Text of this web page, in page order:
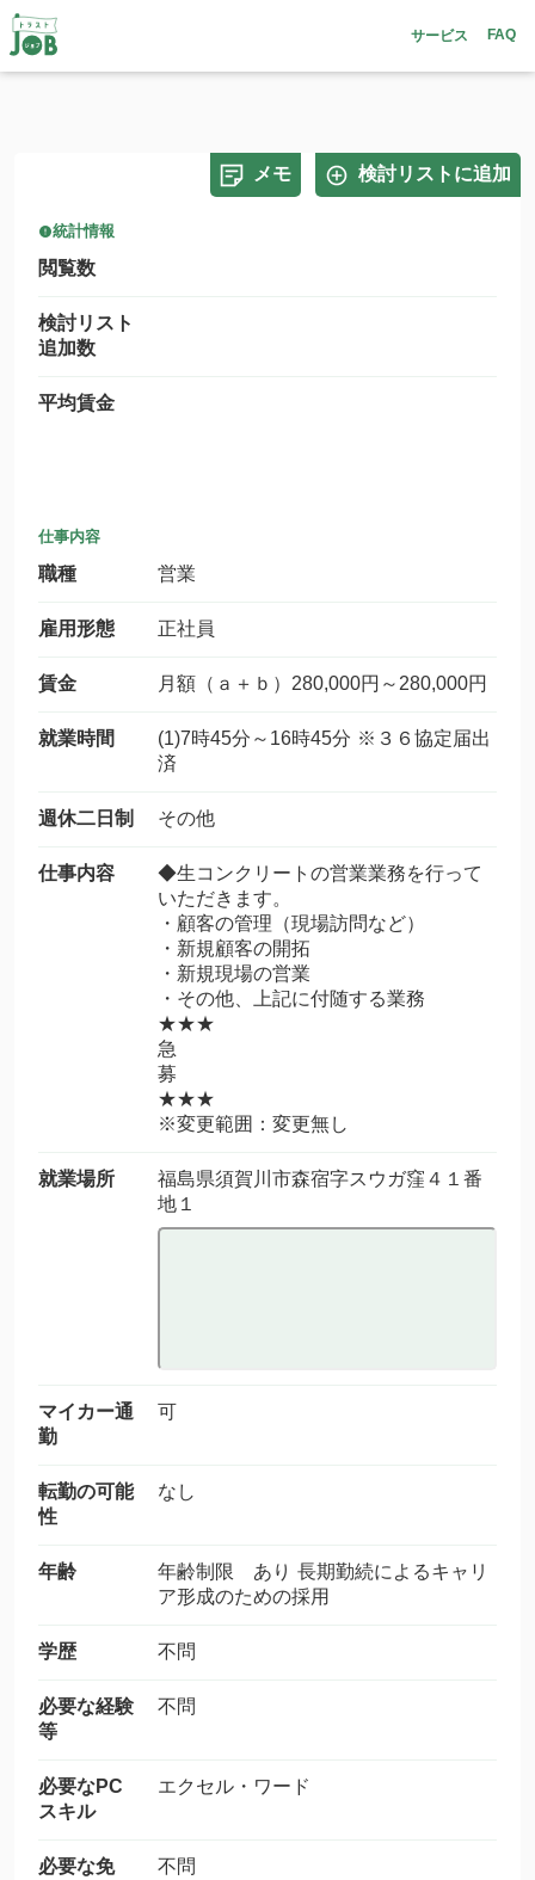
サービス FAQ
メモ 検討リストに追加
統計情報
閲覧数
検討リスト
追加数
平均賃金
仕事内容
職種 営業
雇用形態 正社員
賃金 月額（ａ＋ｂ）280,000円～280,000円
就業時間
(1)7時45分～16時45分 ※３６協定届出
済
週休二日制 その他
仕事内容
◆生コンクリートの営業業務を行って
いただきます。
・顧客の管理（現場訪問など）
・新規顧客の開拓
・新規現場の営業
・その他、上記に付随する業務
★★★
急
募
★★★
※変更範囲：変更無し
就業場所
福島県須賀川市森宿字スウガ窪４１番
地１
マイカー通
勤
可
転勤の可能
性
なし
年齢
年齢制限 あり 長期勤続によるキャリ
ア形成のための採用
学歴 不問
必要な経験
等
不問
必要なPC
スキル
エクセル・ワード
必要な免
不問